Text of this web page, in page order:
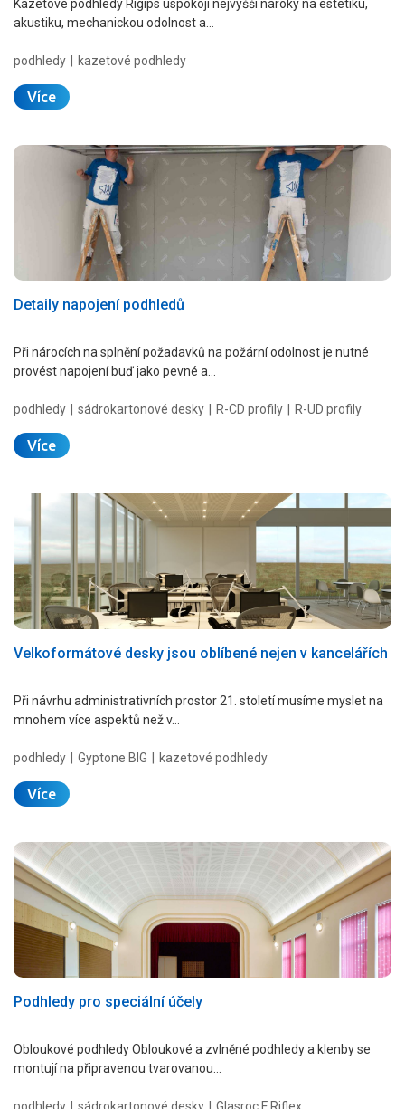
Kazetové podhledy Rigips uspokojí nejvyšší nároky na estetiku,
akustiku, mechanickou odolnost a…
podhledy kazetové podhledy
Více
Detaily napojení podhledů
Při nárocích na splnění požadavků na požární odolnost je nutné
provést napojení buď jako pevné a…
podhledy sádrokartonové desky R-CD profily R-UD profily
Více
Velkoformátové desky jsou oblíbené nejen v kancelářích
Při návrhu administrativních prostor 21. století musíme myslet na
mnohem více aspektů než v…
podhledy Gyptone BIG kazetové podhledy
Více
Podhledy pro speciální účely
Obloukové podhledy Obloukové a zvlněné podhledy a klenby se
montují na připravenou tvarovanou…
podhledy sádrokartonové desky Glasroc F Riflex